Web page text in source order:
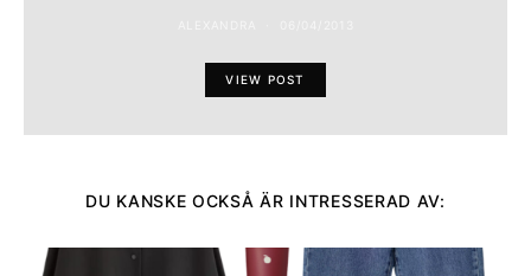
VIEW POST
DU KANSKE OCKSÅ ÄR INTRESSERAD AV: